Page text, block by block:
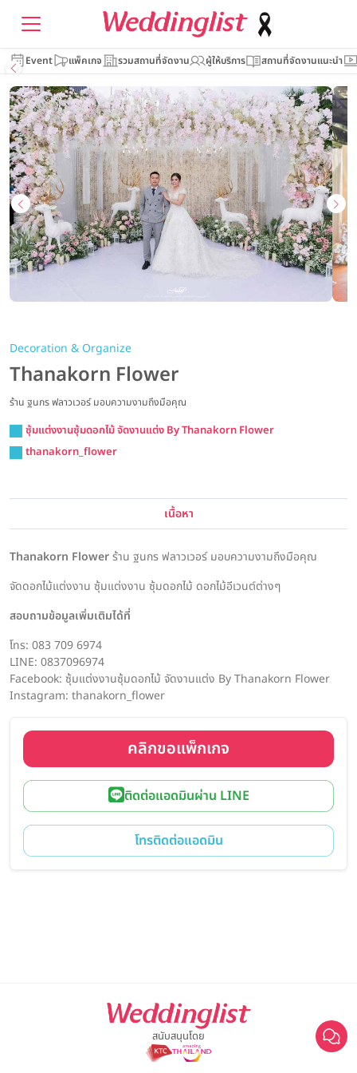
Event แพ็คเกจ รวมสถานที่จัดงาน ผู้ให้บริการ สถานที่จัดงานแนะนำ
Decoration & Organize
Thanakorn Flower
ร้าน ฐนกร ฟลาวเวอร์ มอบความงามถึงมือคุณ
ซุ้มแต่งงานซุ้มดอกไม้ จัดงานแต่ง By Thanakorn Flower
thanakorn_flower
เนื้อหา
Thanakorn Flowerร้าน ฐนกร ฟลาวเวอร์ มอบความงามถึงมือคุณ
จัดดอกไม้แต่งงาน ซุ้มแต่งงาน ซุ้มดอกไม้ ดอกไม้อีเวนต์ต่างๆ
สอบถามข้อมูลเพิ่มเติมได้ที่
โทร: 083 709 6974
LINE: 0837096974
Facebook: ซุ้มแต่งงานซุ้มดอกไม้ จัดงานแต่ง By Thanakorn Flower
Instagram: thanakorn_flower
คลิกขอแพ็กเกจ
ติดต่อแอดมินผ่าน LINE
โทรติดต่อแอดมิน
สนับสนุนโดย